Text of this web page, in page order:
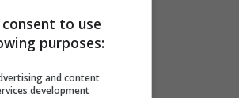
quellato use
purposes:
and content
development